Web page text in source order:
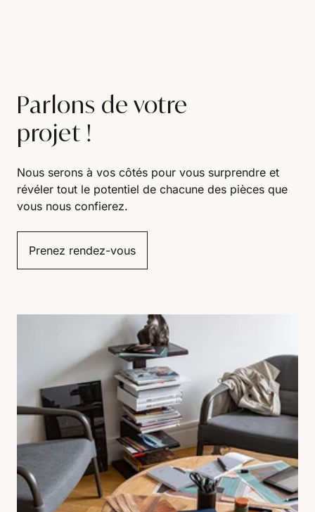
Parlons de votre
projet !
Nous serons à vos côtés pour vous surprendre et
révéler tout le potentiel de chacune des pièces que
vous nous confierez.
Prenez rendez-vous